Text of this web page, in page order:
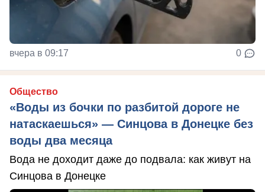
вчера в 09:17 0
Общество
«Воды из бочки по разбитой дороге не
натаскаешься» — Синцова в Донецке без
воды два месяца
Вода не доходит даже до подвала: как живут на
Синцова в Донецке